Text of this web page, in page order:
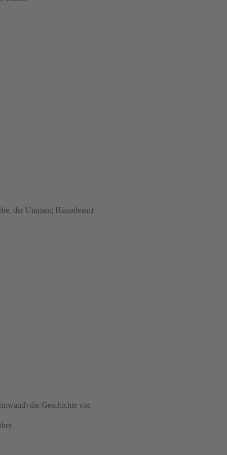
der Umgang Hänseleien)
die Geschichte vor.